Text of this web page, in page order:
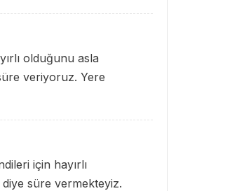
olduğunu asla
veriyoruz. Yere
için hayırlı
süre vermekteyiz.